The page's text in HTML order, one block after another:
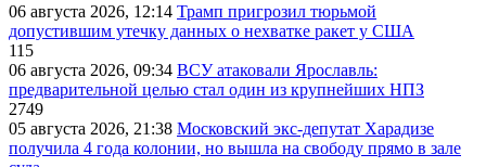
06 августа 2026, 12:14 Трамп пригрозил тюрьмой
допустившим утечку данных о нехватке ракет у США
115
06 августа 2026, 09:34 ВСУ атаковали Ярославль:
предварительной целью стал один из крупнейших НПЗ
2749
05 августа 2026, 21:38 Московский экс-депутат Харадизе
получила 4 года колонии, но вышла на свободу прямо в зале